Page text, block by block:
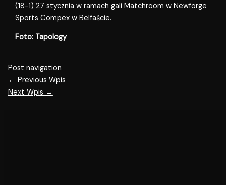
(18-1) 27 stycznia w ramach gali Matchroom w Newforge
Sports Compex w Belfaście.
Foto: Tapology
Post navigation
← Previous Wpis
Next Wpis →